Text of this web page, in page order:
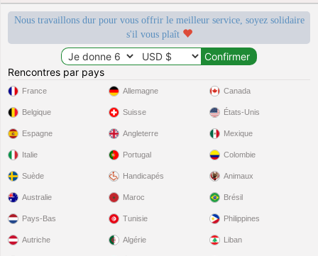
Nous travaillons dur pour vous offrir le meilleur service, soyez solidaire
s'il vous plaît
Rencontres par pays
France
Belgique
Espagne
Italie
Suède
Allemagne
Suisse
Angleterre
Portugal
Handicapés
Canada
États-Unis
Mexique
Colombie
Animaux
Australie
Pays-Bas
Autriche
Maroc
Tunisie
Algérie
Brésil
Philippines
Liban